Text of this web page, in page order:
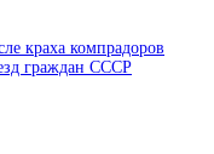
краха компрадоров
граждан СССР